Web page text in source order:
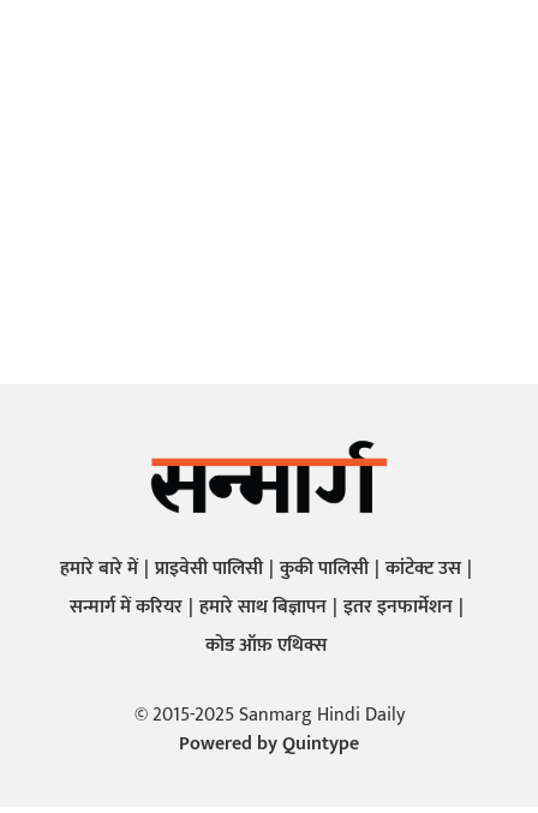
हमारे बारे में प्राइवेसी पालिसी कुकी पालिसी कांटेक्ट उस
सन्मार्ग में करियर हमारे साथ बिज्ञापन इतर इनफार्मेशन
कोड ऑफ़ एथिक्स
© 2015-2025 Sanmarg Hindi Daily
Powered byQuintype